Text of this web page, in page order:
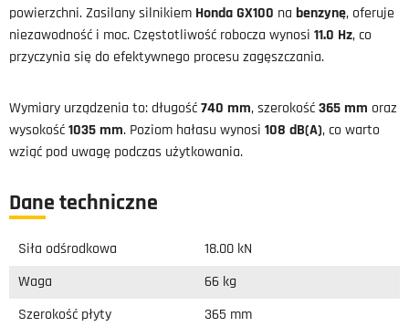
powierzchni. Zasilany silnikiem Honda GX100 na benzynę, oferuje
niezawodność i moc. Częstotliwość robocza wynosi 11.0 Hz, co
przyczynia się do efektywnego procesu zagęszczania.
Wymiary urządzenia to: długość 740 mm, szerokość 365 mm oraz
wysokość 1035 mm. Poziom hałasu wynosi 108 dB(A), co warto
wziąć pod uwagę podczas użytkowania.
Dane techniczne
Siła odśrodkowa 18.00 kN
Waga 66 kg
Szerokość płyty 365 mm